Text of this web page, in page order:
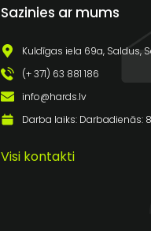
Sazinies ar mums
Kuldīgas iela 69a, Saldus,
(+ 371) 63 881 186
info@hards.lv
Darba laiks: Darbadienās:
Visi kontakti